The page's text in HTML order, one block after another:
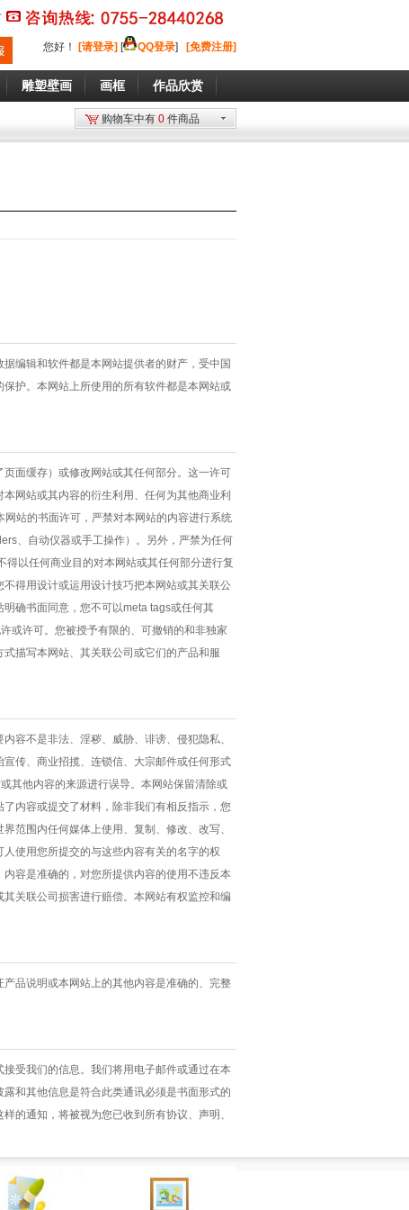
您好 ！ [请登录] [ QQ登录] [免费注册]
雕塑壁画 画框 作品欣赏
购物车中有 0 件商品
编辑和软件都是本网站提供者的财产，受中国
护。本网站上所使用的所有软件都是本网站或
面缓存）或修改网站或其任何部分。这一许可
网站或其内容的衍生利用、任何为其他商业利
站的书面许可，严禁对本网站的内容进行系统
、自动仪器或手工操作）。另外，严禁为任何
以任何商业目的对本网站或其任何部分进行复
得用设计或运用设计技巧把本网站或其关联公
确书面同意，您不可以meta tags或任何其
或许可。您被授予有限的、可撤销的和非独家
描写本网站、其关联公司或它们的产品和服
容不是非法、淫秽、威胁、诽谤、侵犯隐私、
传、商业招揽、连锁信、大宗邮件或任何形式
其他内容的来源进行误导。本网站保留清除或
内容或提交了材料，除非我们有相反指示，您
范围内任何媒体上使用、复制、修改、改写、
使用您所提交的与这些内容有关的名字的权
容是准确的，对您所提供内容的使用不违反本
关联公司损害进行赔偿。本网站有权监控和编
品说明或本网站上的其他内容是准确的、完整
受我们的信息。我们将用电子邮件或通过在本
和其他信息是符合此类通讯必须是书面形式的
的通知，将被视为您已收到所有协议、声明、